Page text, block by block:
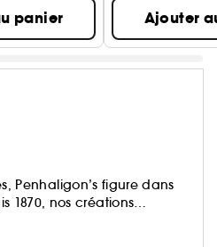
panier Ajouter
Penhaligon’s figure dans
1870, nos créations
le début.